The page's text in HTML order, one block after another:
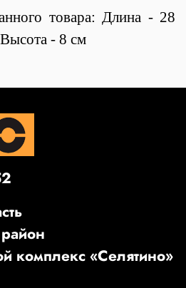
товара: Длина - 28
- 8 см
комплекс «Селятино»